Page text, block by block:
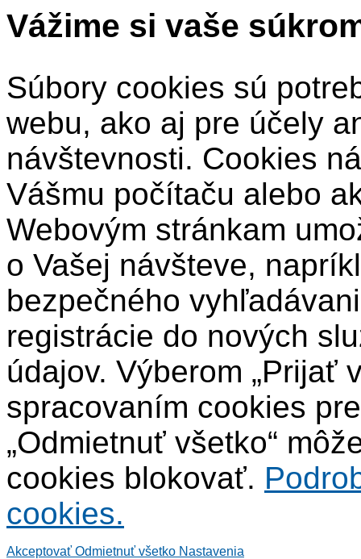
Vážime si vaše
Súbory cookies sú
webu, ako aj pre účely
návštevnosti. Cookies
Vášmu počítaču alebo
Webovým stránkam
o Vašej návšteve,
bezpečného
registrácie do nových
údajov. Výberom „Prijať
spracovaním cookies
„Odmietnuť všetko“
cookies blokovať.
cookies.
Akceptovať Odmietnuť všetko Nastavenia